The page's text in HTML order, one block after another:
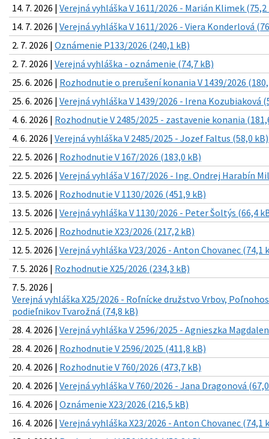
14. 7. 2026 | Verejná vyhláška V 1611/2026 - Marián Klimek (75,2
14. 7. 2026 | Verejná vyhláška V 1611/2026 - Viera Konderlová
2. 7. 2026 | Oznámenie P133/2026 (240,1 kB)
2. 7. 2026 | Verejná vyhláška - oznámenie (74,7 kB)
25. 6. 2026 | Rozhodnutie o prerušení konania V 1439/2026
25. 6. 2026 | Verejná vyhláška V 1439/2026 - Irena Kozubiaková
4. 6. 2026 | Rozhodnutie V 2485/2025 - zastavenie konania
4. 6. 2026 | Verejná vyhláška V 2485/2025 - Jozef Faltus (58,0 kB)
22. 5. 2026 | Rozhodnutie V 167/2026 (183,0 kB)
22. 5. 2026 | Verejná vyhláša V 167/2026 - Ing. Ondrej Harabín
13. 5. 2026 | Rozhodnutie V 1130/2026 (451,9 kB)
13. 5. 2026 | Verejná vyhláška V 1130/2026 - Peter Šoltýs (66,4
12. 5. 2026 | Rozhodnutie X23/2026 (217,2 kB)
12. 5. 2026 | Verejná vyhláška V23/2026 - Anton Chovanec (74,1
7. 5. 2026 | Rozhodnutie X25/2026 (234,3 kB)
7. 5. 2026 |
Verejná vyhláška X25/2026 - Roľnícke družstvo Vrbov,
podieľnikov Tvarožná (74,8 kB)
28. 4. 2026 | Verejná vyhláška V 2596/2025 - Agnieszka
28. 4. 2026 | Rozhodnutie V 2596/2025 (411,8 kB)
20. 4. 2026 | Rozhodnutie V 760/2026 (473,7 kB)
20. 4. 2026 | Verejná vyhláška V 760/2026 - Jana Dragonová
16. 4. 2026 | Oznámenie X23/2026 (216,5 kB)
16. 4. 2026 | Verejná vyhláška X23/2026 - Anton Chovanec (74,1